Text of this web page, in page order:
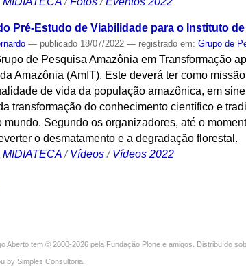
Pré-Estudo de Viabilidade para o Instituto
— publicado 18/07/2022— registrado em:Grupo de
de Pesquisa Amazônia em Transformação
Amazônia (AmIT). Este deverá ter como
de vida da população amazônica, em
transformação do conhecimento científico e
mundo. Segundo os organizadores, até o
o desmatamento e a degradação florestal.
MIDIATECA /Vídeos /Vídeos 2022
Aberto tem © 2000-2026 pela Fundação Plone e amigos. Distribuído
by Simples Consultoria